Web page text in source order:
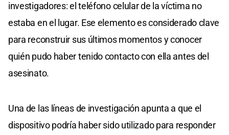
investigadores: el teléfono celular de la víctima no
estaba en el lugar. Ese elemento es considerado clave
para reconstruir sus últimos momentos y conocer
quién pudo haber tenido contacto con ella antes del
asesinato.
Una de las líneas de investigación apunta a que el
dispositivo podría haber sido utilizado para responder